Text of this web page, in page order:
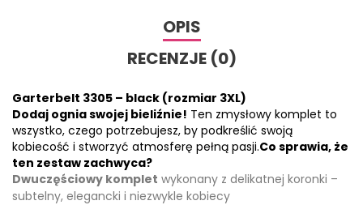
OPIS
RECENZJE (0)
Garterbelt 3305 – black (rozmiar 3XL)
Dodaj ognia swojej bieliźnie! Ten zmysłowy komplet to
wszystko, czego potrzebujesz, by podkreślić swoją
kobiecość i stworzyć atmosferę pełną pasji.Co sprawia, że
ten zestaw zachwyca?
Dwuczęściowy komplet wykonany z delikatnej koronki –
subtelny, elegancki i niezwykle kobiecy